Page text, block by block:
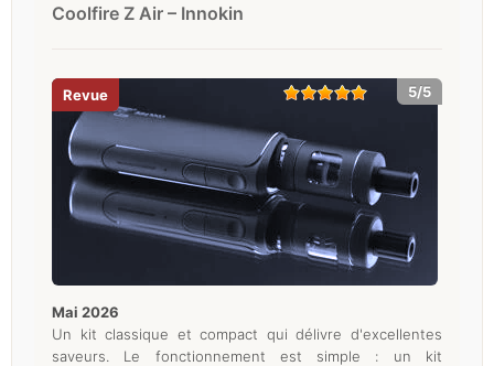
Coolfire Z Air – Innokin
5/5
mai 2026
Un kit classique et compact qui délivre d'excellentes
saveurs. Le fonctionnement est simple : un kit